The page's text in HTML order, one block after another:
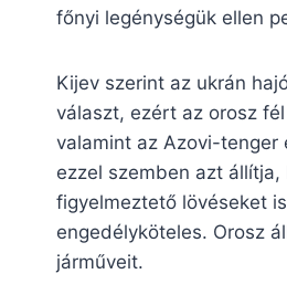
főnyi legénységük ellen
Kijev szerint az ukrán
választ, ezért az orosz
valamint az Azovi-tenger
ezzel szemben azt
figyelmeztető lövéseket
engedélyköteles. Orosz
járműveit.